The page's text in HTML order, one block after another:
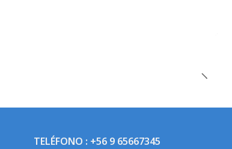
TELÉFONO : +56 9 65667345